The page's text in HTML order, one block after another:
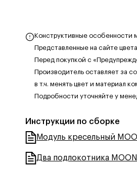
Конструктивные особенности
Представленные на сайте
Перед покупкой с
Производитель оставляет за
в т.ч. менять цвет и материал
Подробности уточняйте у
Инструкции по сборке
Модуль кресельный
Два подлокотника